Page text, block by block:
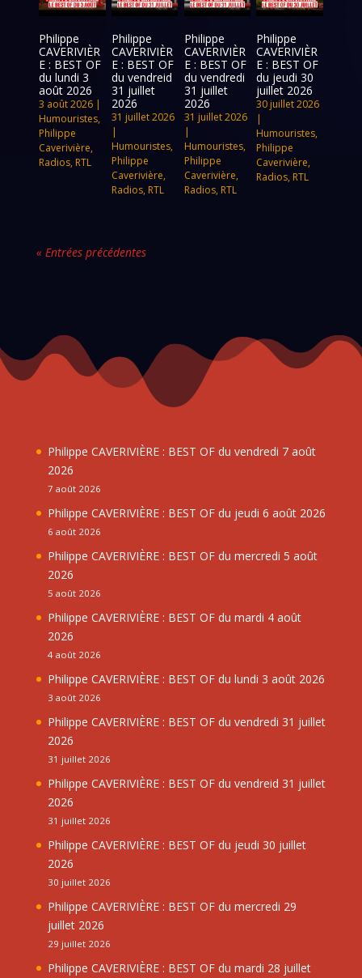
Philippe
CAVERIVIÈR
E : BEST OF
du lundi 3
août 2026
3 août 2026 |
Humouristes,
Philippe
Caverivière,
Radios, RTL
Philippe
CAVERIVIÈR
E : BEST OF
du vendreid
31 juillet
2026
31 juillet 2026
|
Humouristes,
Philippe
Caverivière,
Radios, RTL
Philippe
CAVERIVIÈR
E : BEST OF
du vendredi
31 juillet
2026
31 juillet 2026
|
Humouristes,
Philippe
Caverivière,
Radios, RTL
Philippe
CAVERIVIÈR
E : BEST OF
du jeudi 30
juillet 2026
30 juillet 2026
|
Humouristes,
Philippe
Caverivière,
Radios, RTL
« Entrées précédentes
Philippe CAVERIVIÈRE : BEST OF du vendredi 7 août
2026
7 août 2026
Philippe CAVERIVIÈRE : BEST OF du jeudi 6 août 2026
6 août 2026
Philippe CAVERIVIÈRE : BEST OF du mercredi 5 août
2026
5 août 2026
Philippe CAVERIVIÈRE : BEST OF du mardi 4 août
2026
4 août 2026
Philippe CAVERIVIÈRE : BEST OF du lundi 3 août 2026
3 août 2026
Philippe CAVERIVIÈRE : BEST OF du vendredi 31 juillet
2026
31 juillet 2026
Philippe CAVERIVIÈRE : BEST OF du vendreid 31 juillet
2026
31 juillet 2026
Philippe CAVERIVIÈRE : BEST OF du jeudi 30 juillet
2026
30 juillet 2026
Philippe CAVERIVIÈRE : BEST OF du mercredi 29
juillet 2026
29 juillet 2026
Philippe CAVERIVIÈRE : BEST OF du mardi 28 juillet